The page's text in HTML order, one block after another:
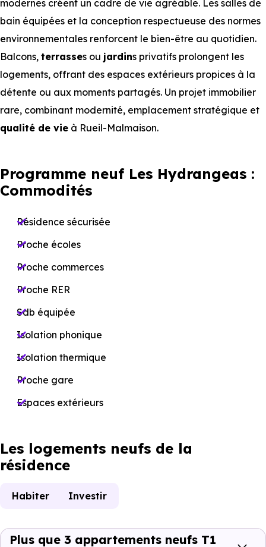
modernes créent un cadre de vie agréable. Les salles de
bain équipées et la conception respectueuse des normes
environnementales renforcent le bien-être au quotidien.
Balcons, terrasses ou jardins privatifs prolongent les
logements, offrant des espaces extérieurs propices à la
détente ou aux moments partagés. Un projet immobilier
rare, combinant modernité, emplacement stratégique et
qualité de vie à Rueil-Malmaison.
Programme neuf Les Hydrangeas :
Commodités
Résidence sécurisée
Proche écoles
Proche commerces
Proche RER
Sdb équipée
Isolation phonique
Isolation thermique
Proche gare
Espaces extérieurs
Les logements neufs de la
résidence
Habiter Investir
Plus que 3 appartements neufs T1